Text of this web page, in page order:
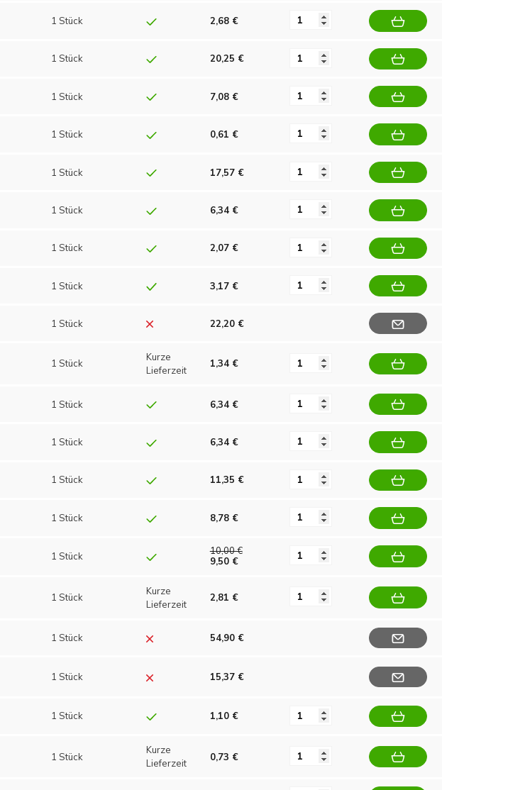
1 Stück 2,68 €
1 Stück 20,25 €
1 Stück 7,08 €
1 Stück 0,61 €
1 Stück 17,57 €
1 Stück 6,34 €
1 Stück 2,07 €
1 Stück 3,17 €
1 Stück 22,20 €
1 Stück
Kurze
Lieferzeit
1,34 €
1 Stück 6,34 €
1 Stück 6,34 €
1 Stück 11,35 €
1 Stück 8,78 €
1 Stück
10,00 €
9,50 €
1 Stück
Kurze
Lieferzeit
2,81 €
1 Stück 54,90 €
1 Stück 15,37 €
1 Stück 1,10 €
1 Stück
Kurze
Lieferzeit
0,73 €